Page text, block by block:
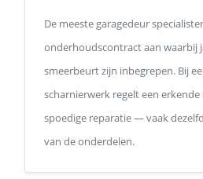
De meeste garagedeur
onderhoudscontract aan waarbij
smeerbeurt zijn inbegrepen. Bij
scharnierwerk regelt een erkende
spoedige reparatie — vaak
van de onderdelen.